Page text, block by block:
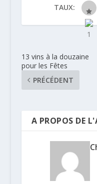
TAUX:
13 vins à la douzaine
pour les Fêtes
PRÉCÉDENT
A PROPOS DE